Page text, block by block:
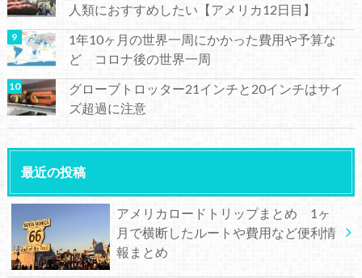
人類におすすめしたい【アメリカ12日目】
1年10ヶ月の世界一周にかかった費用や予算な
ど コロナ後の世界一周
グローブトロッター21インチと20インチはサイ
ズ超過に注意
最近の投稿
アメリカロードトリップまとめ 1ヶ
月で横断したルートや費用など便利情
報まとめ